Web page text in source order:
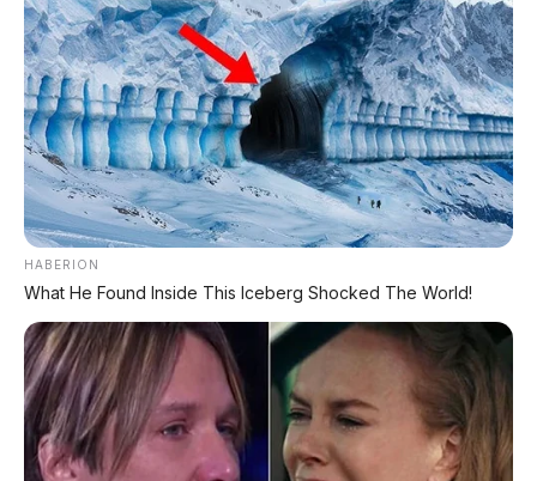
MILIKI MOBIL IMPIAN
KREDIT MOBIL
✔ TANPA DP
✔ GRATIS ANGSURAN 1X
✔ GRATIS BALIK NAMA
PROMO MINGGU INI
HABERION
What He Found Inside This Iceberg Shocked The World!